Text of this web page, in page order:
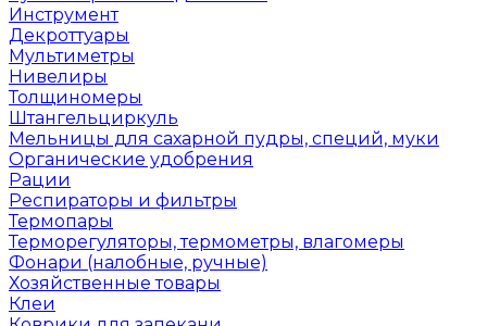
Инструмент
Декроттуары
Мультиметры
Нивелиры
Толщиномеры
Штангельциркуль
Мельницы для сахарной пудры, специй, муки
Органические удобрения
Рации
Респираторы и фильтры
Термопары
Терморегуляторы, термометры, влагомеры
Фонари (налобные, ручные)
Хозяйственные товары
Клеи